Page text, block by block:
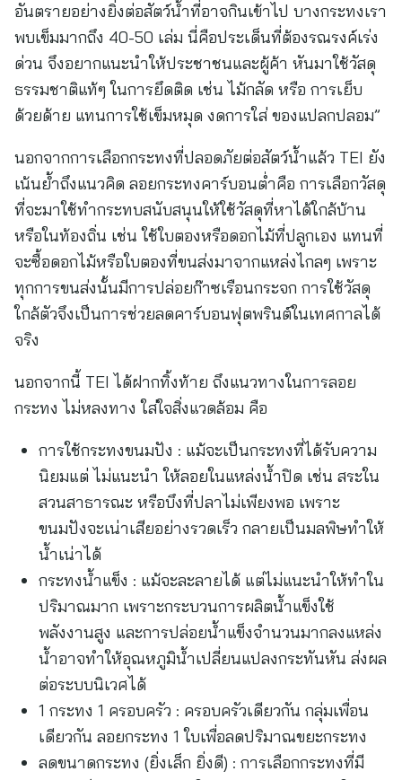
อันตรายอย่างยิ่งต่อสัตว์น้ำที่อาจกินเข้าไป บางกระทงเรา
พบเข็มมากถึง 40-50 เล่ม นี่คือประเด็นที่ต้องรณรงค์เร่ง
ด่วน จึงอยากแนะนำให้ประชาชนและผู้ค้า หันมาใช้วัสดุ
ธรรมชาติแท้ๆ ในการยึดติด เช่น ไม้กลัด หรือ การเย็บ
ด้วยด้าย แทนการใช้เข็มหมุด งดการใส่ ของแปลกปลอม”
นอกจากการเลือกกระทงที่ปลอดภัยต่อสัตว์น้ำแล้ว TEI ยัง
เน้นย้ำถึงแนวคิด ลอยกระทงคาร์บอนต่ำคือ การเลือกวัสดุ
ที่จะมาใช้ทำกระทบสนับสนุนให้ใช้วัสดุที่หาได้ใกล้บ้าน
หรือในท้องถิ่น เช่น ใช้ใบตองหรือดอกไม้ที่ปลูกเอง แทนที่
จะซื้อดอกไม้หรือใบตองที่ขนส่งมาจากแหล่งไกลๆ เพราะ
ทุกการขนส่งนั้นมีการปล่อยก๊าซเรือนกระจก การใช้วัสดุ
ใกล้ตัวจึงเป็นการช่วยลดคาร์บอนฟุตพรินต์ในเทศกาลได้
จริง
นอกจากนี้ TEI ได้ฝากทิ้งท้าย ถึงแนวทางในการลอย
กระทง ไม่หลงทาง ใส่ใจสิ่งแวดล้อม คือ
การใช้กระทงขนมปัง : แม้จะเป็นกระทงที่ได้รับความ
นิยมแต่ ไม่แนะนำ ให้ลอยในแหล่งน้ำปิด เช่น สระใน
สวนสาธารณะ หรือบึงที่ปลาไม่เพียงพอ เพราะ
ขนมปังจะเน่าเสียอย่างรวดเร็ว กลายเป็นมลพิษทำให้
น้ำเน่าได้
กระทงน้ำแข็ง : แม้จะละลายได้ แต่ไม่แนะนำให้ทำใน
ปริมาณมาก เพราะกระบวนการผลิตน้ำแข็งใช้
พลังงานสูง และการปล่อยน้ำแข็งจำนวนมากลงแหล่ง
น้ำอาจทำให้อุณหภูมิน้ำเปลี่ยนแปลงกระทันหัน ส่งผล
ต่อระบบนิเวศได้
1 กระทง 1 ครอบครัว : ครอบครัวเดียวกัน กลุ่มเพื่อน
เดียวกัน ลอยกระทง 1 ใบเพื่อลดปริมาณขยะกระทง
ลดขนาดกระทง (ยิ่งเล็ก ยิ่งดี) : การเลือกกระทงที่มี